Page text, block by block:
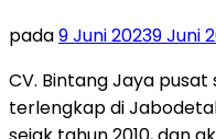
pada9 Juni 20239 Juni
CV. Bintang Jaya
terlengkap di